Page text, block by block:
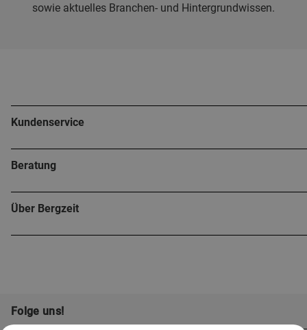
sowie aktuelles Branchen- und Hintergrundwissen.
Kundenservice
Beratung
Über Bergzeit
Folge uns!